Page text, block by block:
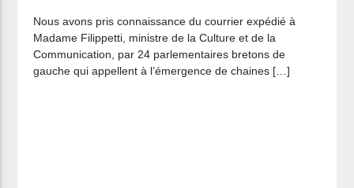
Nous avons pris connaissance du courrier expédié à
Madame Filippetti, ministre de la Culture et de la
Communication, par 24 parlementaires bretons de
gauche qui appellent à l’émergence de chaines […]